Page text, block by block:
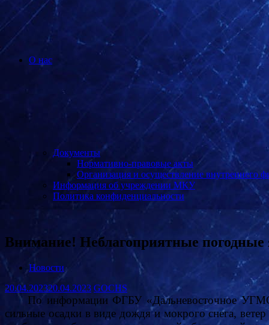
О нас
Документы
Нормативно-правовые акты
Организация и осуществление внутреннего
Информация об учреждении МКУ
Политика конфиденциальности
Внимание! Неблагоприятные погодные
Новости
20.04.202320.04.2023 GOCHS
По информации ФГБУ «Дальневосточное
сильные осадки в виде дождя и мокрого снега,